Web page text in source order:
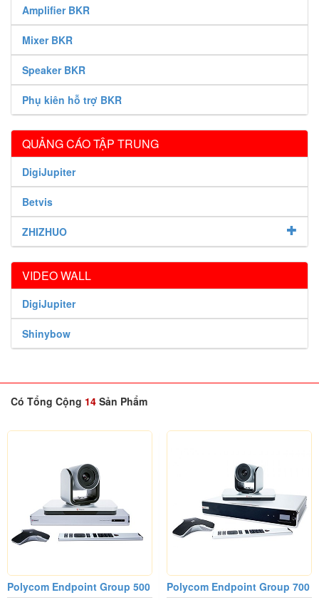
Amplifier BKR
Mixer BKR
Speaker BKR
Phụ kiên hỗ trợ BKR
QUẢNG CÁO TẬP TRUNG
DigiJupiter
Betvis
ZHIZHUO
VIDEO WALL
DigiJupiter
Shinybow
Có Tổng Cộng 14 Sản Phẩm
Polycom Endpoint Group 500
Polycom Endpoint Group 700